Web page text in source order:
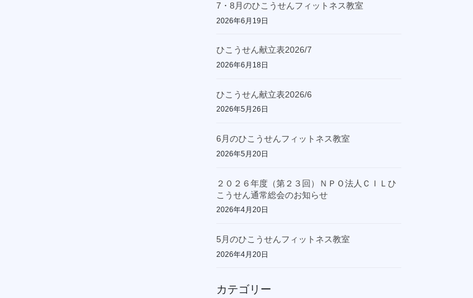
7・8月のひこうせんフィットネス教室
2026年6月19日
ひこうせん献立表2026/7
2026年6月18日
ひこうせん献立表2026/6
2026年5月26日
6月のひこうせんフィットネス教室
2026年5月20日
２０２６年度（第２３回）ＮＰＯ法人ＣＩＬひ
こうせん通常総会のお知らせ
2026年4月20日
5月のひこうせんフィットネス教室
2026年4月20日
カテゴリー